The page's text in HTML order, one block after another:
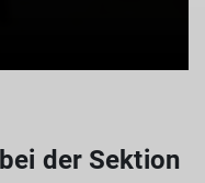
der Sektion